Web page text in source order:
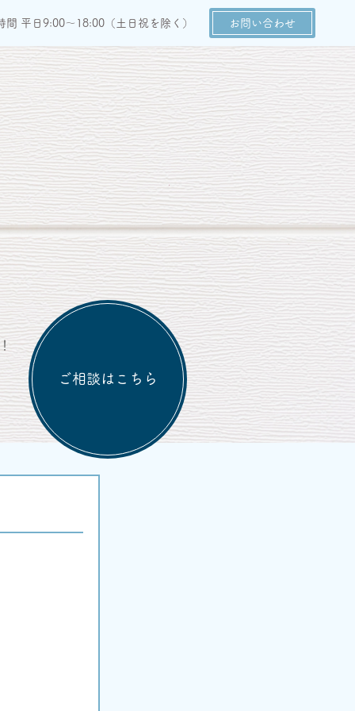
間 平日9:00～18:00（土日祝を除く） お問い合わせ
ご相談はこちら